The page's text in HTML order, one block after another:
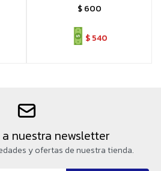
$ 600
$540
nuestra newsletter
y ofertas de nuestra tienda.